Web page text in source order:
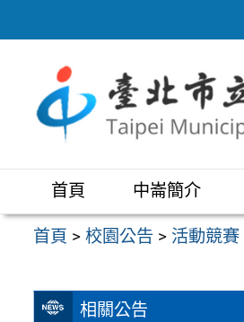
至
區
首頁 中崙簡介
首頁 >校園公告 > 活動競賽
相關公告